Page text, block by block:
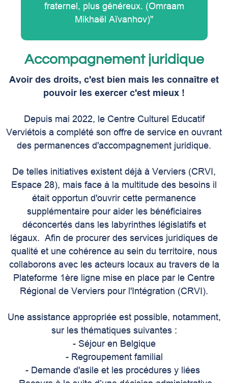
fraternel, plus généreux. (Omraam
Mikhaël Aïvanhov)"
Accompagnement juridique
Avoir des droits, c'est bien mais les connaître et
pouvoir les exercer c'est mieux !
Depuis mai 2022, le Centre Culturel Educatif
Verviétois a complété son offre de service en ouvrant
des permanences d'accompagnement juridique.
De telles initiatives existent déjà à Verviers (CRVI,
Espace 28), mais face à la multitude des besoins il
était opportun d'ouvrir cette permanence
supplémentaire pour aider les bénéficiaires
déconcertés dans les labyrinthes législatifs et
légaux. Afin de procurer des services juridiques de
qualité et une cohérence au sein du territoire, nous
collaborons avec les acteurs locaux au travers de la
Plateforme 1ère ligne mise en place par le Centre
Régional de Verviers pour l'Intégration (CRVI).
Une assistance appropriée est possible, notamment,
sur les thématiques suivantes :
- Séjour en Belgique
- Regroupement familial
- Demande d'asile et les procédures y liées